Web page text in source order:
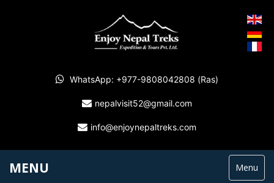
WhatsApp: +977-9808042808 (Ras)
nepalvisit52@gmail.com
info@enjoynepaltreks.com
MENU Menu